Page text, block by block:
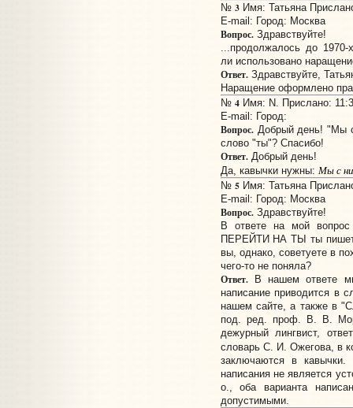
№ 3Имя: Татьяна
E-mail: Город: Москва
Вопрос.Здравствуйте!
...продолжалось до 1970-
ли использовано
Ответ.Здравствуйте,
Наращение оформлено
№ 4Имя: N. Прислано:
E-mail: Город:
Вопрос.Добрый день! "Мы
слово "ты"? Спасибо!
Ответ.Добрый день!
Да, кавычки нужны: Мы с
№ 5Имя: Татьяна
E-mail: Город: Москва
Вопрос.Здравствуйте!
В ответе на мой
ПЕРЕЙТИ НА ТЫ ты
вы, однако, советуете в
чего-то не поняла?
Ответ.В нашем ответе мы
написание приводится в
нашем сайте, а также в
под. ред. проф. В. В.
дежурный лингвист,
словарь С. И. Ожегова, в
заключаются в
написания не является
о., оба варианта
допустимыми.